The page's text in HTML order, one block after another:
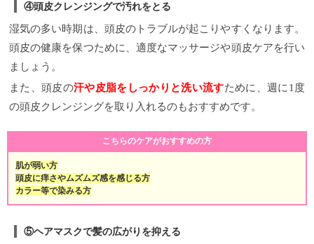
④頭皮クレンジングで汚れをとる
湿気の多い時期は、頭皮のトラブルが起こりやすくなります。
頭皮の健康を保つために、適度なマッサージや頭皮ケアを行い
ましょう。
また、頭皮の汗や皮脂をしっかりと洗い流すために、週に1度
の頭皮クレンジングを取り入れるのもおすすめです。
こちらのケアがおすすめの方
肌が弱い方
頭皮に痒さやムズムズ感を感じる方
カラー等で染みる方
⑤ヘアマスクで髪の広がりを抑える